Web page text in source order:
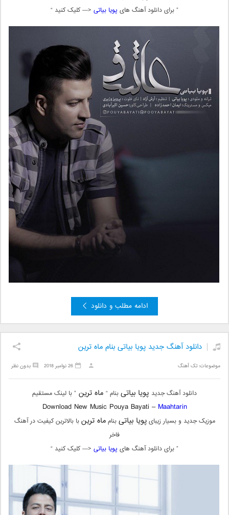
” برای دانلود آهنگ های پویا بیاتی <— کلیک کنید “
ادامه مطلب و دانلود
دانلود آهنگ جدید پویا بیاتی بنام ماه ترین
موضوعات:تک آهنگ بدون نظر 26 نوامبر 2018
دانلود آهنگ جدید پویا بیاتیبنام “ ماه ترین ” با لینک مستقیم
Download New Music Pouya Bayati – Maahtarin
موزیک جدید و بسیار زیبایپویا بیاتیبنامماه ترینبا بالاترین کیفیت در آهنگ
فاخر
” برای دانلود آهنگ های پویا بیاتی <— کلیک کنید “